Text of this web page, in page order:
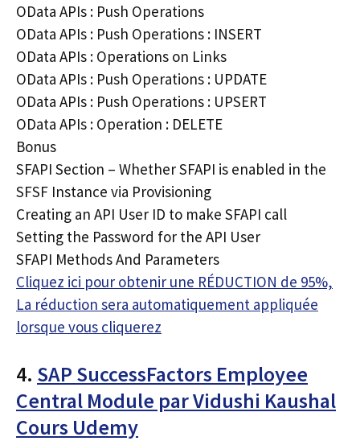
OData APIs : Push Operations
OData APIs : Push Operations : INSERT
OData APIs : Operations on Links
OData APIs : Push Operations : UPDATE
OData APIs : Push Operations : UPSERT
OData APIs : Operation : DELETE
Bonus
SFAPI Section – Whether SFAPI is enabled in the
SFSF Instance via Provisioning
Creating an API User ID to make SFAPI call
Setting the Password for the API User
SFAPI Methods And Parameters
Cliquez ici pour obtenir une RÉDUCTION de 95%,
La réduction sera automatiquement appliquée
lorsque vous cliquerez
4. SAP SuccessFactors Employee
Central Module par Vidushi Kaushal
Cours Udemy